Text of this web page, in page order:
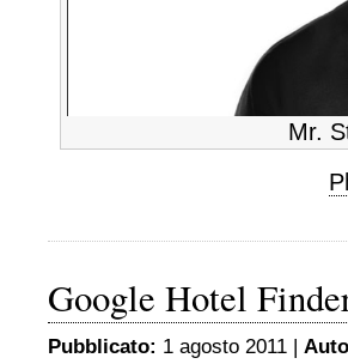
Mr.
Google Hotel
Pubblicato: 1 agosto 2011 |